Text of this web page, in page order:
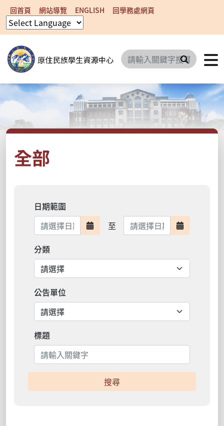
回首頁 網站導覽 ENGLISH 回學務處網頁
搜尋
全部
日期範圍
日期範圍開始
至 日期範圍結束 日期範圍
分類
公告單位
標題
搜尋